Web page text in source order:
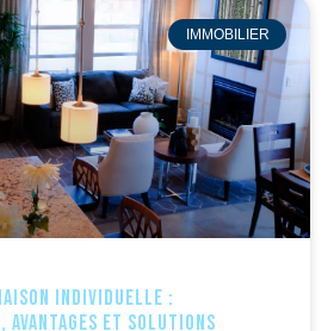
IMMOBILIER
individuelle :
avantages et solutions